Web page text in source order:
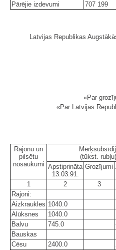
Pārējie izdevumi 707 199
Latvijas Republikas
«Par
«Par Latvijas
Rajonu un
pilsētu
nosaukumi
(tūkst. rubļu)
Apstiprināta
13.03.91.
Grozījumi
1
2 3
Rajoni:
Aizkraukles 1040.0
Alūksnes
1040.0
Balvu
745.0
Bauskas
Cēsu
2400.0